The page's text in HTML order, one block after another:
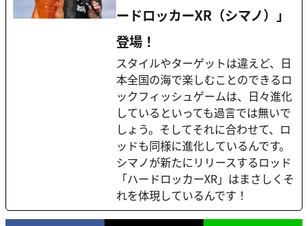
ードロッカーXR（シマノ）」
登場！
スタイルやターゲットは違えど、日
本全国の海で楽しむことのできるロ
ックフィッシュゲームは、日々進化
しているといっても過言では無いで
しょう。そしてそれに合わせて、ロ
ッドも同様に進化しているんです。
シマノが新たにリリースするロッド
「ハードロッカーXR」はまさしくそ
れを体現しているんです！